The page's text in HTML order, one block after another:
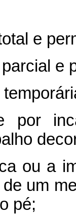
e
e
por
ou a
um
pé;